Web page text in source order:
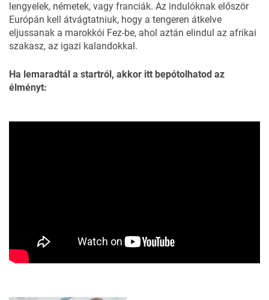
lengyelek, németek, vagy franciák. Az indulóknak először
Európán kell átvágtatniuk, hogy a tengeren átkelve
eljussanak a marokkói Fez-be, ahol aztán elindul az afrikai
szakasz, az igazi kalandokkal .
Ha lemaradtál a startról, akkor itt bepótolhatod az
élményt: